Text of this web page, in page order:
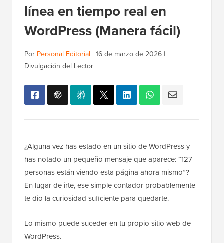
línea en tiempo real en
WordPress (Manera fácil)
Por Personal Editorial | 16 de marzo de 2026 |
Divulgación del Lector
¿Alguna vez has estado en un sitio de WordPress y
has notado un pequeño mensaje que aparece: “127
personas están viendo esta página ahora mismo”?
En lugar de irte, ese simple contador probablemente
te dio la curiosidad suficiente para quedarte.
Lo mismo puede suceder en tu propio sitio web de
WordPress.